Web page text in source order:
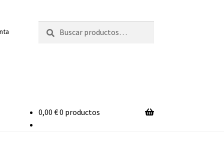
por:
0,00 €0 productos